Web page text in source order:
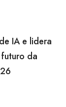
IA e lidera
da